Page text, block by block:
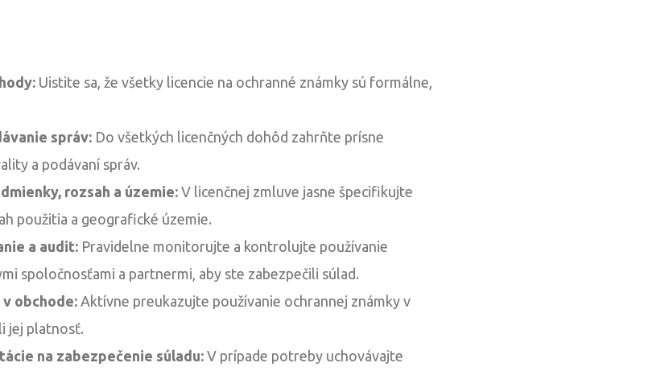
Uistite sa, že všetky licencie na ochranné známky sú formálne,
správ: Do všetkých licenčných dohôd zahrňte prísne
a podávaní správ.
rozsah a územie:V licenčnej zmluve jasne špecifikujte
použitia a geografické územie.
a audit: Pravidelne monitorujte a kontrolujte používanie
spoločnosťami a partnermi, aby ste zabezpečili súlad.
obchode: Aktívne preukazujte používanie ochrannej známky v
jej platnosť.
na zabezpečenie súladu: V prípade potreby uchovávajte